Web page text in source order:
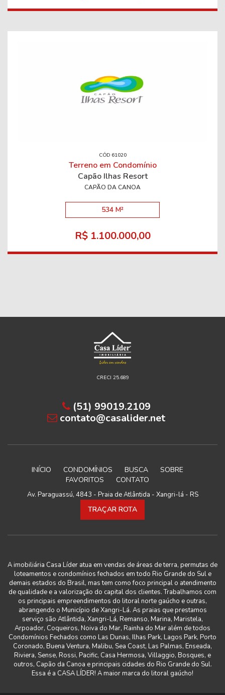
CÓD 61020
Terreno em Condomínio
Capão Ilhas Resort
CAPÃO DA CANOA
534 M²
R$ 1.100.000,00
CRECI 25.689
(51) 99019.2109
contato@casalider.net
INÍCIO CONDOMÍNIOS BUSCA
SOBRE
FAVORITOS
CONTATO
Av. Paraguassú, 4843 - Praia de Atlântida - Xangri-lá - RS
TRAÇAR ROTA
A imobiliária Casa Líder atua em vendas de áreas de terra, permutas de
loteamentos e condomínios fechados em todo Rio Grande do Sul e
demais estados do Brasil, mas tem como foco principal o atendimento
de qualidade e a valorização do capital dos clientes. Trabalhamos com
os principais empreendimentos do litoral norte gaúcho e outras,
abrangendo o Município de Xangri-Lá. As praias que prestamos
serviço são Atlântida, Xangri-Lá, Remanso, Marina, Maristela,
Arpoador, Coqueiros, Noiva do Mar, Rainha do Mar além de todos
Condomínios Fechados como Las Dunas, Ilhas Park, Lagos Park, Porto
Coronado, Buena Ventura, Malibu, Sea Coast, Las Palmas, Enseada,
Riviera, Sense, Rossi, Pacific, Casa Hermosa, Villaggio, Bosques, e
outros, Capão da Canoa e principais cidades do Rio Grande do Sul.
Essa é a CASA LÍDER! A maior marca do litoral gaúcho!